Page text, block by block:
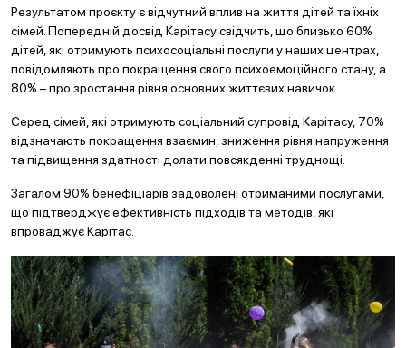
Результатом проєкту є відчутний вплив на життя дітей та їхніх
сімей. Попередній досвід Карітасу свідчить, що близько 60%
дітей, які отримують психосоціальні послуги у наших центрах,
повідомляють про покращення свого психоемоційного стану, а
80% – про зростання рівня основних життєвих навичок.
Серед сімей, які отримують соціальний супровід Карітасу, 70%
відзначають покращення взаємин, зниження рівня напруження
та підвищення здатності долати повсякденні труднощі.
Загалом 90% бенефіціарів задоволені отриманими послугами,
що підтверджує ефективність підходів та методів, які
впроваджує Карітас.